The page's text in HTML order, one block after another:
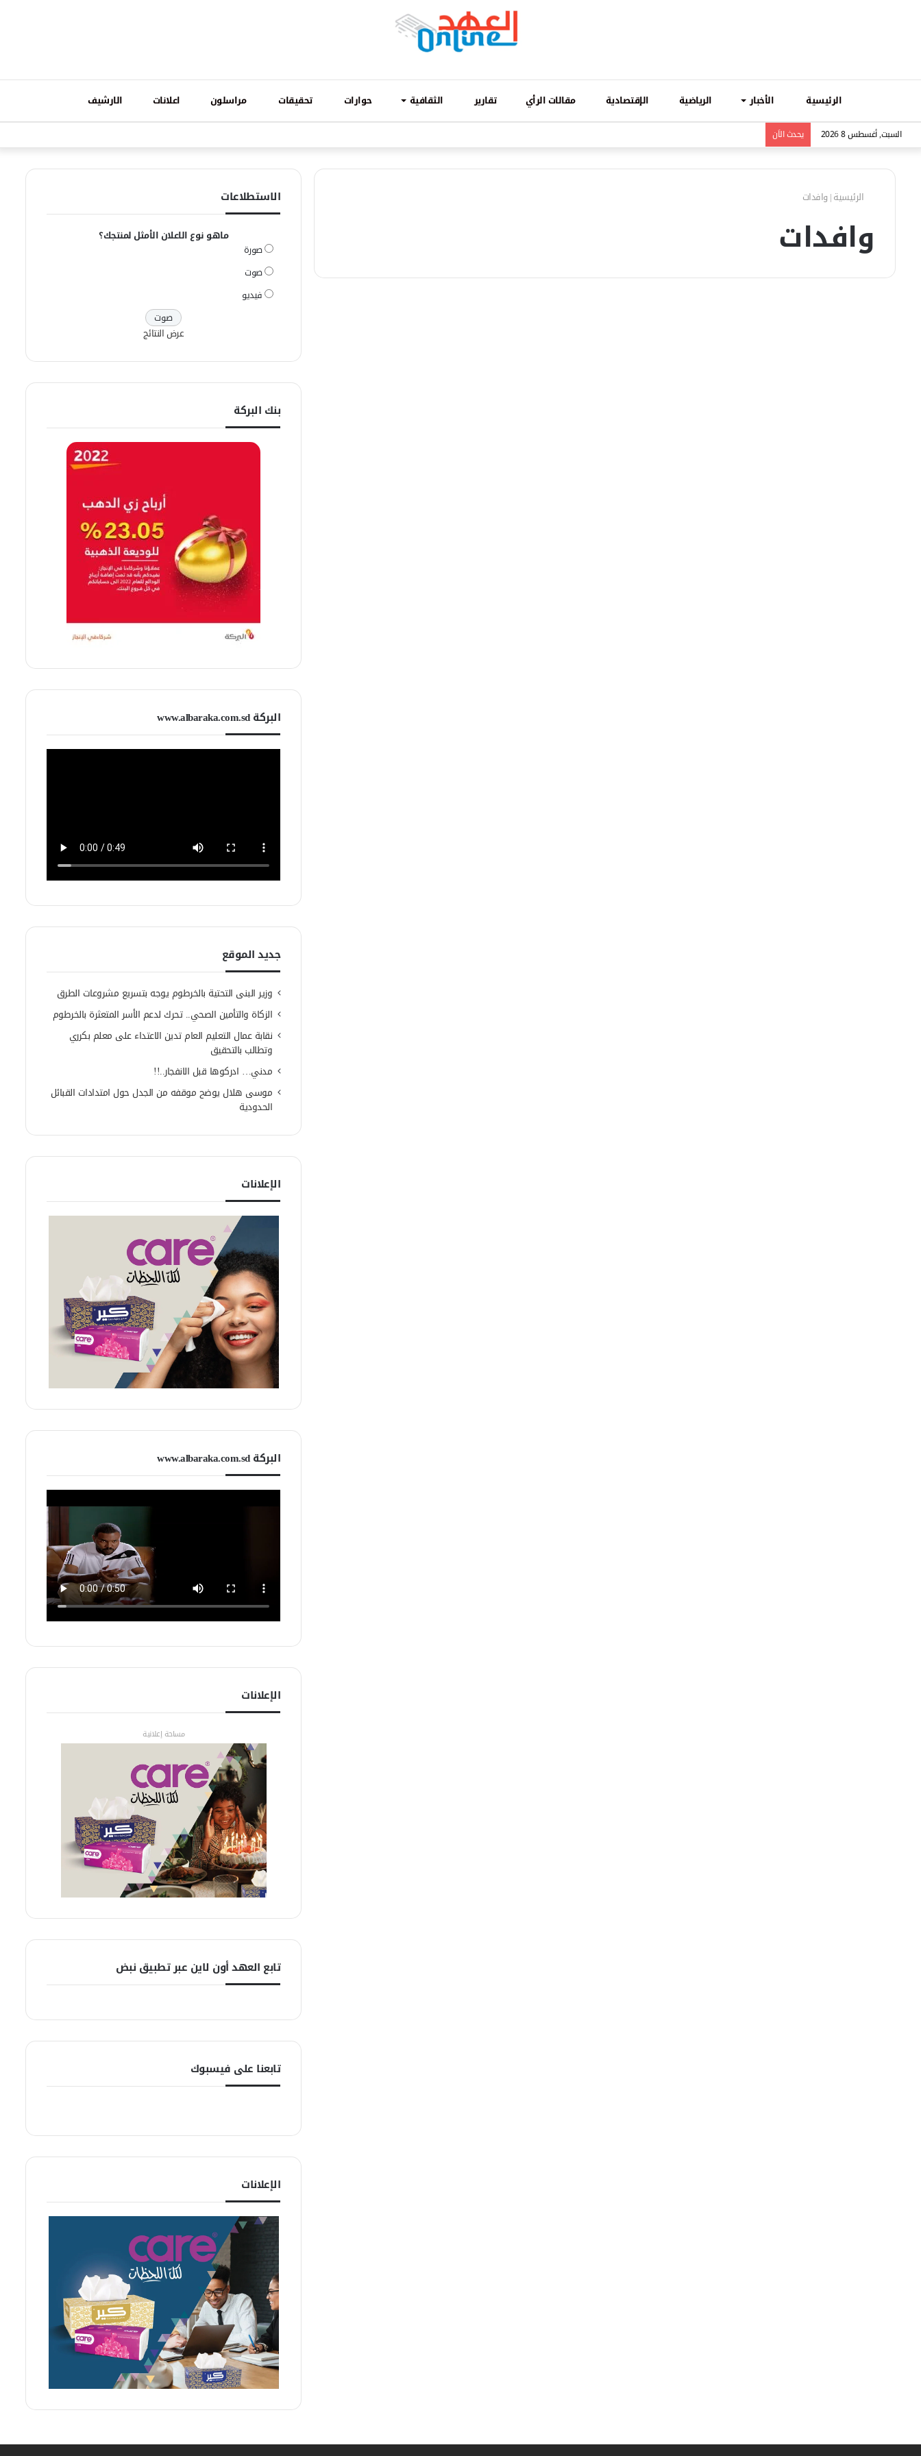
الرئيسية الأخبار الرياضية الإقتصادية مقالات الرأي تقارير الثقافية حوارات تحقيقات مراسلون اعلانات الارشيف
السبت, أغسطس 8 2026 يحدث الاَن
الرئيسية| وافدات
وافدات
الاستطلاعات
ماهو نوع الاعلان الأمثل لمنتجك؟
صورة
صوت
فيديو
عرض النتائج
بنك البركة
البركة www.albaraka.com.sd
جديد الموقع
وزير البنى التحتية بالخرطوم يوجه بتسريع مشروعات الطرق
الزكاة والتأمين الصحي.. تحرك لدعم الأسر المتعثرة بالخرطوم
نقابة عمال التعليم العام تدين الاعتداء على معلم بكرري
وتطالب بالتحقيق
مدني… ادركوها قبل الانفجار..!!
موسى هلال يوضح موقفه من الجدل حول امتدادات القبائل
الحدودية
الإعلانات
البركة www.albaraka.com.sd
الإعلانات
مساحة إعلانية
تابع العهد أون لاين عبر تطبيق نبض
تابعنا على فيسبوك
الإعلانات